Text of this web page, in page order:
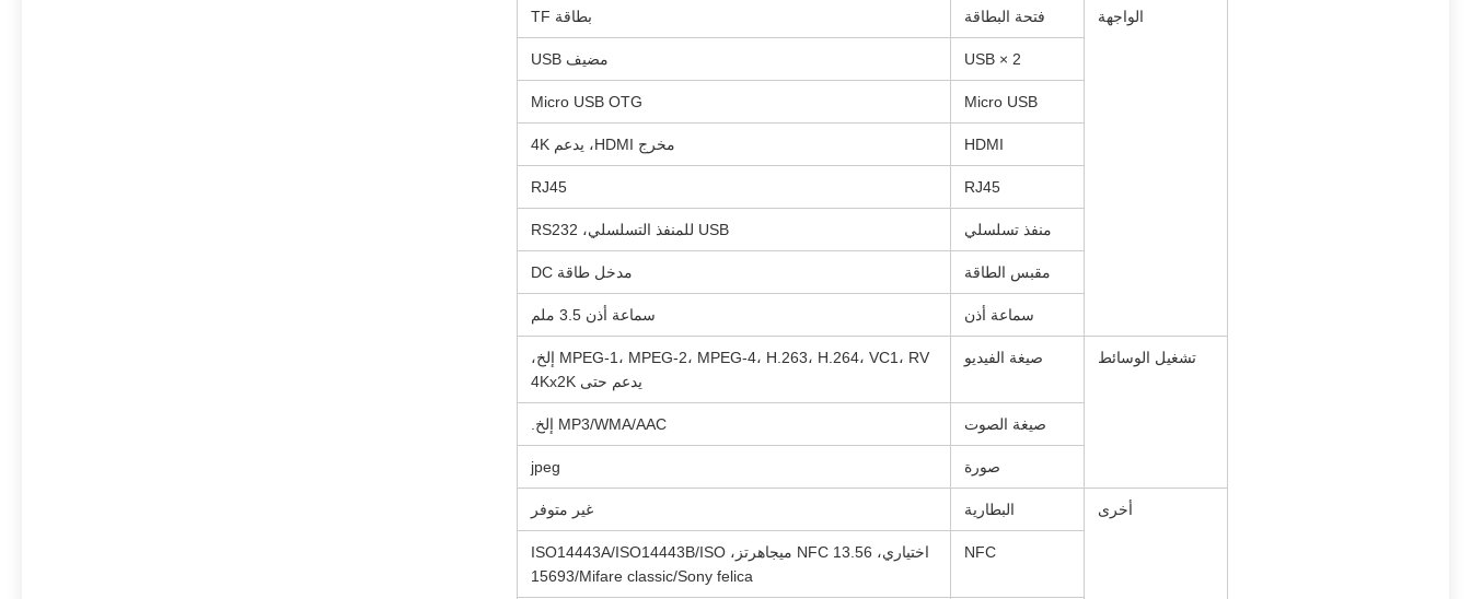
الواجهة فتحة البطاقة بطاقة TF
USB × 2 مضيف USB
Micro USB
Micro USB OTG
HDMI مخرج HDMI، يدعم 4K
RJ45
RJ45
منفذ تسلسلي USB للمنفذ التسلسلي، RS232
مقبس الطاقة مدخل طاقة DC
سماعة أذن سماعة أذن 3.5 ملم
تشغيل الوسائط صيغة الفيديو
MPEG-1، MPEG-2، MPEG-4، H.263، H.264، VC1، RV إلخ،
يدعم حتى 4Kx2K
صيغة الصوت MP3/WMA/AAC إلخ.
صورة jpeg
أخرى البطارية غير متوفر
NFC
اختياري، NFC 13.56 ميجاهرتز، ISO14443A/ISO14443B/ISO
15693/Mifare classic/Sony felica